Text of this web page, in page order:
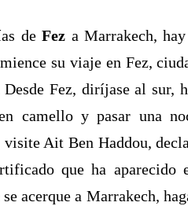
deFez a Marrakech,
su viaje en Fez,
Fez, diríjase al sur,
camello y pasar una
Ait Ben Haddou,
que ha aparecido
acerque a Marrakech,